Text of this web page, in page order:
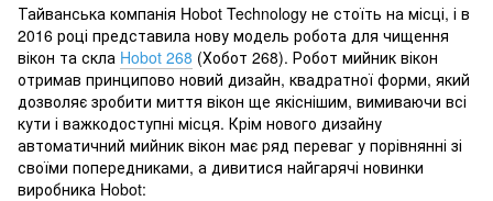
Тайванська компанія Hobot Technology не стоїть на місці, і в
2016 році представила нову модель робота для чищення
вікон та скла Hobot 268 (Хобот 268). Робот мийник вікон
отримав принципово новий дизайн, квадратної форми, який
дозволяє зробити миття вікон ще якіснішим, вимиваючи всі
кути і важкодоступні місця. Крім нового дизайну
автоматичний мийник вікон має ряд переваг у порівнянні зі
своїми попередниками, а дивитися найгарячі новинки
виробника Hobot: